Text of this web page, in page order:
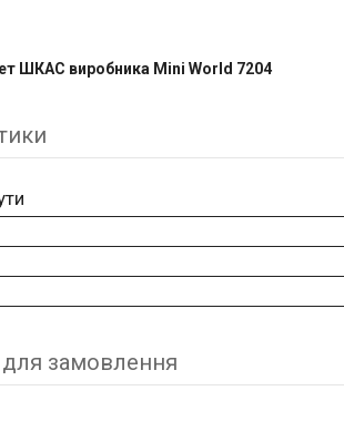
ШКАС виробника Mini World 7204
для замовлення